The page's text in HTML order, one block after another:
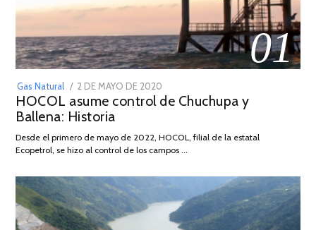
01
Gas Natural
POSTED
ON
2 DE MAYO DE 2020
DE
2026
HOCOL asume control de Chuchupa y
Ballena: Historia
Desde el primero de mayo de 2022, HOCOL, filial de la estatal
Ecopetrol, se hizo al control de los campos …